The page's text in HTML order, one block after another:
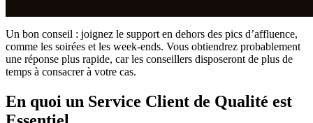
Un bon conseil : joignez le support en dehors des pics d’affluence,
comme les soirées et les week-ends. Vous obtiendrez probablement
une réponse plus rapide, car les conseillers disposeront de plus de
temps à consacrer à votre cas.
En quoi un Service Client de Qualité est